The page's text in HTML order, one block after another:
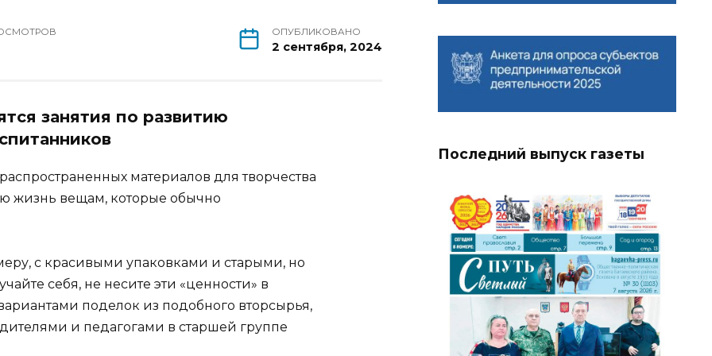
ОПУБЛИКОВАНО
2 сентября, 2024
занятия по развитию
материалов для творчества
жизнь вещам, которые обычно
с красивыми упаковками и старыми, но
себя, не несите эти «ценности» в
поделок из подобного вторсырья,
и педагогами в старшей группе
Последний выпуск газеты